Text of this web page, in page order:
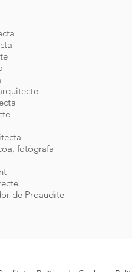
fotògrafa
de Proaudite